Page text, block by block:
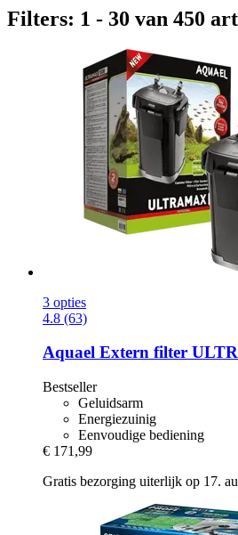
Filters: 1 - 30 van 450
3 opties
4.8 (63)
Aquael Extern filter
Bestseller
Geluidsarm
Energiezuinig
Eenvoudige bediening
€ 171,99
Gratis bezorging uiterlijk op 17.